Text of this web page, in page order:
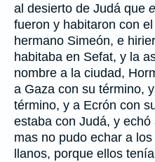
al desierto de Judá que
fueron y habitaron con
hermano Simeón, e
habitaba en Sefat, y la
nombre a la ciudad,
a Gaza con su término,
término, y a Ecrón con
estaba con Judá, y
mas no pudo echar a
llanos, porque ellos